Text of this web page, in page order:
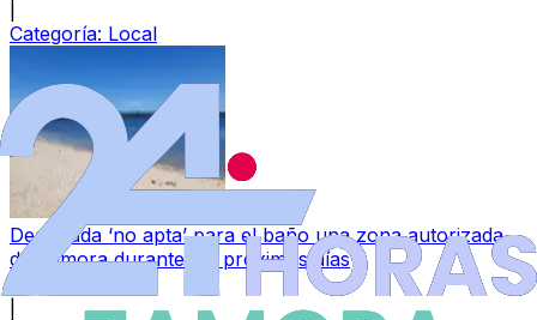
Categoría: Local
Declarada ‘no apta’ para el baño una zona autorizada
de Zamora durante los próximos días